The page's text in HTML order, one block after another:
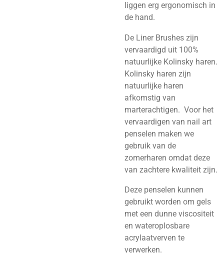
liggen erg ergonomisch in
de hand.
De Liner Brushes zijn
vervaardigd uit 100%
natuurlijke Kolinsky haren.
Kolinsky haren zijn
natuurlijke haren
afkomstig van
marterachtigen. Voor het
vervaardigen van nail art
penselen maken we
gebruik van de
zomerharen omdat deze
van zachtere kwaliteit zijn.
Deze penselen kunnen
gebruikt worden om gels
met een dunne viscositeit
en wateroplosbare
acrylaatverven te
verwerken.